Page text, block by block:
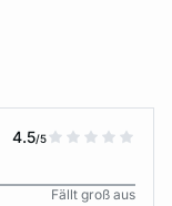
4.5/5
Fällt groß aus